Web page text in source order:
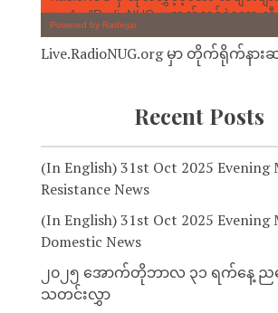
Live.RadioNUG.org မှာ တိုက်ရိုက်နား
Recent Posts
(In English) 31st Oct 2025 Evening
Resistance News
(In English) 31st Oct 2025 Evening
Domestic News
၂၀၂၅ အောက်တိုဘာလ ၃၁ ရက်နေ့ ည
သတင်းလွှာ